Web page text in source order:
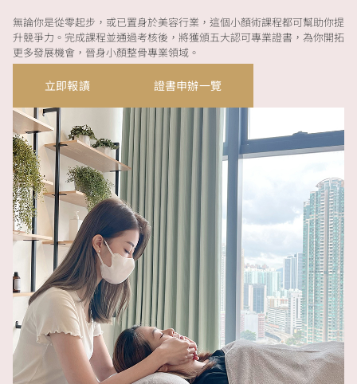
無論你是從零起步，或已置身於美容行業，這個小顏術課程都可幫助你提
升競爭力。完成課程並通過考核後，將獲頒五大認可專業證書，為你開拓
更多發展機會，晉身小顏整骨專業領域。
立即報讀 證書申辦一覽